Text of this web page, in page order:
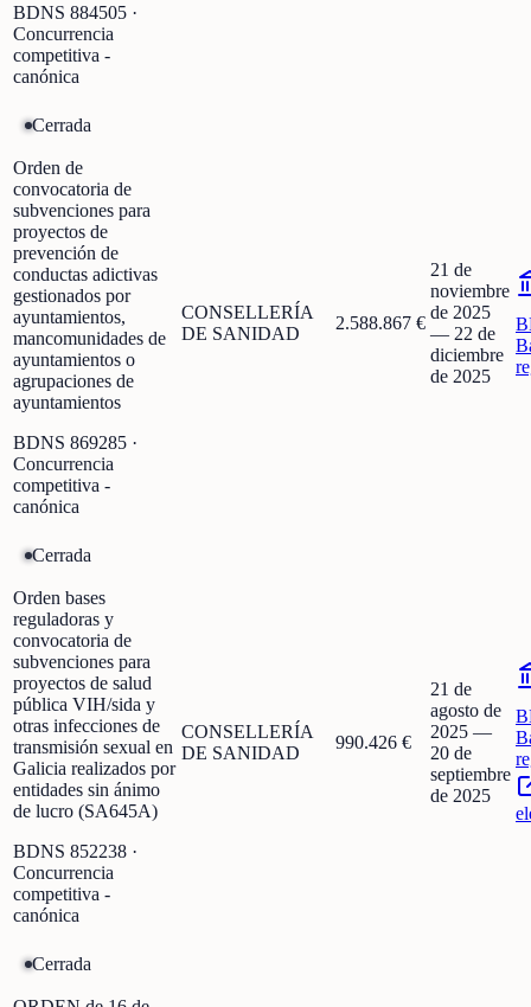
BDNS 884505 ·
Concurrencia
competitiva -
canónica
Cerrada
Orden de
convocatoria de
subvenciones para
proyectos de
prevención de
conductas adictivas
gestionados por
ayuntamientos,
mancomunidades de
ayuntamientos o
agrupaciones de
ayuntamientos
BDNS 869285 ·
Concurrencia
competitiva -
canónica
CONSELLERÍA
DE SANIDAD
2.588.867 €
21 de
noviembre
de 2025
— 22 de
diciembre
de 2025
Cerrada
Orden bases
reguladoras y
convocatoria de
subvenciones para
proyectos de salud
pública VIH/sida y
otras infecciones de
transmisión sexual en
Galicia realizados por
entidades sin ánimo
de lucro (SA645A)
BDNS 852238 ·
Concurrencia
competitiva -
canónica
CONSELLERÍA
DE SANIDAD
990.426 €
21 de
agosto de
2025 —
20 de
septiembre
de 2025
Cerrada